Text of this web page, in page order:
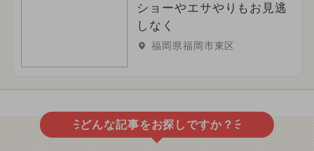
ショーやエサやりもお見逃
しなく
福岡県福岡市東区
どんな記事をお探しですか？